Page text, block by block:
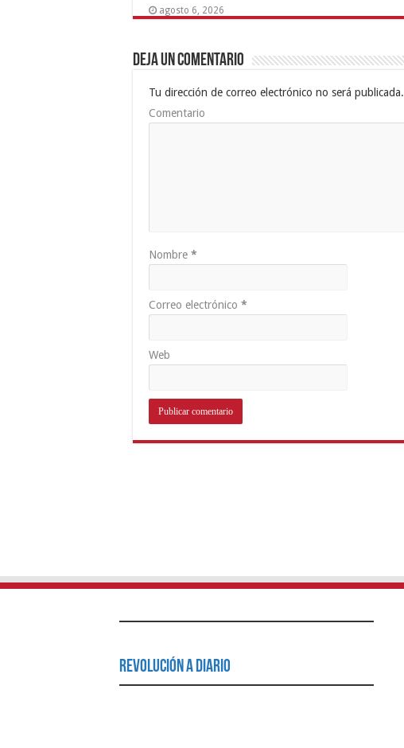
agosto 6, 2026
Deja un comentario
Tu dirección de correo electrónico no será publicada.
Comentario
Nombre *
Correo electrónico *
Web
Revolución a Diario